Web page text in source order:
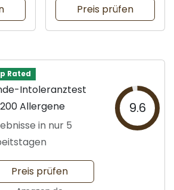
Preis prüfen
Rated
Intoleranztest
Allergene
in nur 5
9.6
Preis prüfen